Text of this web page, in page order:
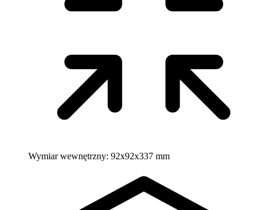
Wymiar wewnętrzny: 92x92x337 mm